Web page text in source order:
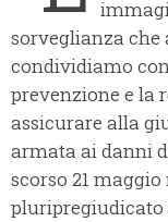
sorveglianza che
condividiamo
prevenzione e la
assicurare alla
armata ai danni
scorso 21
pluripregiudicato